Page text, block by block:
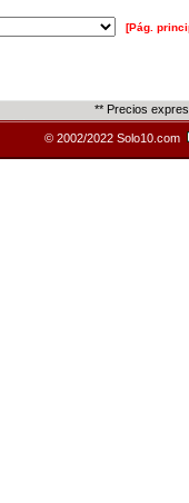
[Pág.
** Precios
© 2002/2022 Solo10.com